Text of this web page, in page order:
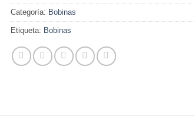
Categoría: Bobinas
Etiqueta: Bobinas